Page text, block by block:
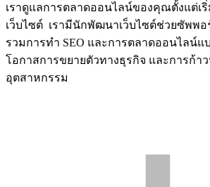
เราดูแลการตลาดออนไลน์ของคุณตั้งแต่เ
เว็บไซต์ เรามีนักพัฒนาเว็บไซต์ช่วยซัพพ
รวมการทำ SEO และการตลาดออนไลน์แ
โอกาสการขยายตัวทางธุรกิจ และการก้า
อุตสาหกรรม